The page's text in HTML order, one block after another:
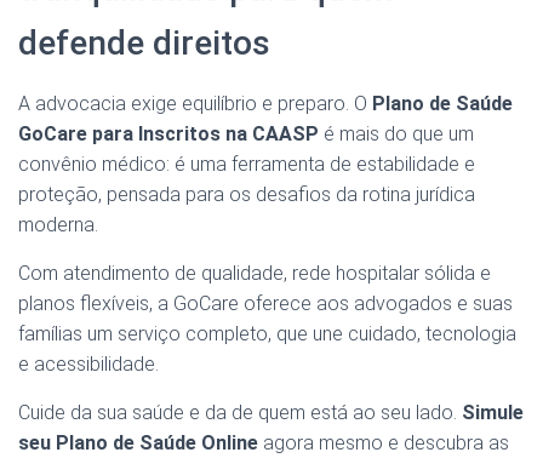
defende direitos
A advocacia exige equilíbrio e preparo. O Plano de Saúde
GoCare para Inscritos na CAASP é mais do que um
convênio médico: é uma ferramenta de estabilidade e
proteção, pensada para os desafios da rotina jurídica
moderna.
Com atendimento de qualidade, rede hospitalar sólida e
planos flexíveis, a GoCare oferece aos advogados e suas
famílias um serviço completo, que une cuidado, tecnologia
e acessibilidade.
Cuide da sua saúde e da de quem está ao seu lado. Simule
seu Plano de Saúde Online agora mesmo e descubra as